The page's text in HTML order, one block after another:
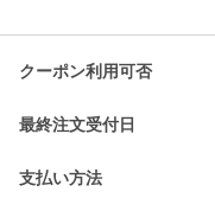
クーポン利用可否
最終注文受付日
支払い方法